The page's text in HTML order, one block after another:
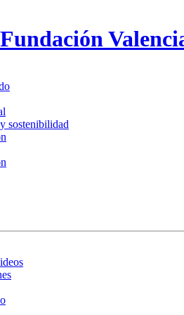
Fundación
sostenibilidad